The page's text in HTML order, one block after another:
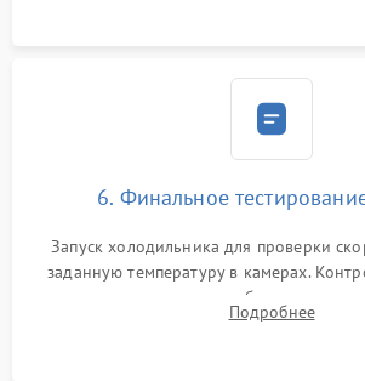
6. Финальное
Запуск холодильника для проверки
заданную температуру в камерах.
компрессора, отсутствия обмерзания
срабатывания системыПодробнее